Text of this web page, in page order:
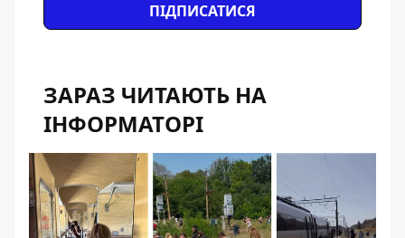
ПІДПИСАТИСЯ
ЗАРАЗ ЧИТАЮТЬ НА
ІНФОРМАТОРІ